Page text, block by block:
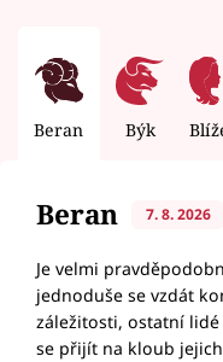
Beran Býk
Beran 7. 8. 2026
Je velmi
jednoduše se vzdát
záležitosti, ostatní
se přijít na kloub